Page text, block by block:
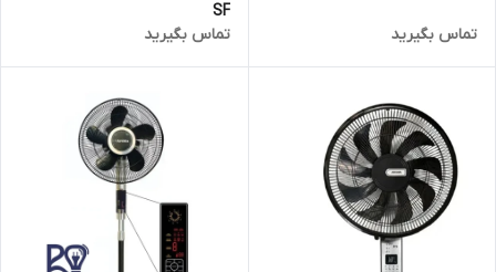
تماس بگیرید
SF
تماس بگیرید